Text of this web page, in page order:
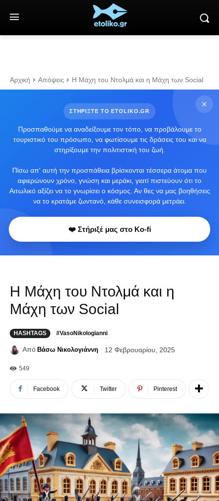
Αρχική Απόψεις Η Μάχη του Ντολμά και η Μάχη των Social
ΣΤΗΡΙΞΤΕ ΤΟ ETOLIKO.GR
Προσπαθούμε να αναδείξουμε τον τόπο, να προβάλουμε το
τουριστικό του πρόσωπο, να φωτίσουμε τις δράσεις του και να
στηρίξουμε την πολιτιστική του ζωή.
Πίσω απ' αυτή την προσπάθεια βρίσκονται τέσσερα άτομα που
αφιερώνουν χρόνο, γνώση και μεράκι, γιατί πιστεύουν ότι το
Αιτωλικό αξίζει να το γνωρίσει ο κόσμος. Αν θες να μας βοηθήσεις
να το κρατάμε ζωντανό, κάθε συνεισφορά μετράει.
❤️ Στήριξέ μας στο Ko-fi
Η Μάχη του Ντολμά και η
Μάχη των Social
HASHTAGS #VasoNikologianni
Από Βάσω Νικολογιάννη 12 Φεβρουαρίου, 2025
549
Facebook Twitter Pinterest